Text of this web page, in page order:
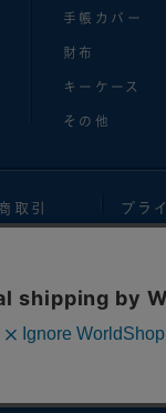
手帳カバー
財布
キーケース
その他
取引 プラ
の譲渡等を行うことを
of the